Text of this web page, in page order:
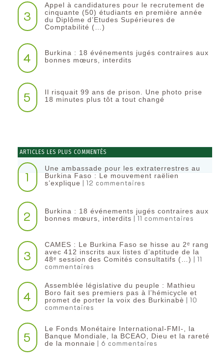
3
Appel à candidatures pour le recrutement de
cinquante (50) étudiants en première année
du Diplôme d’Etudes Supérieures de
Comptabilité (…)
4
Burkina : 18 événements jugés contraires aux
bonnes mœurs, interdits
5
Il risquait 99 ans de prison. Une photo prise
18 minutes plus tôt a tout changé
ARTICLES LES PLUS COMMENTÉS
1
Une ambassade pour les extraterrestres au
Burkina Faso : Le mouvement raëlien
s’explique | 12 commentaires
2
Burkina : 18 événements jugés contraires aux
bonnes mœurs, interdits | 11 commentaires
3
CAMES : Le Burkina Faso se hisse au 2ᵉ rang
avec 412 inscrits aux listes d’aptitude de la
48ᵉ session des Comités consultatifs (…) | 11
commentaires
4
Assemblée législative du peuple : Mathieu
Boro fait ses premiers pas à l’hémicycle et
promet de porter la voix des Burkinabè | 10
commentaires
5
Le Fonds Monétaire International-FMI-, la
Banque Mondiale, la BCEAO, Dieu et la rareté
de la monnaie | 6 commentaires